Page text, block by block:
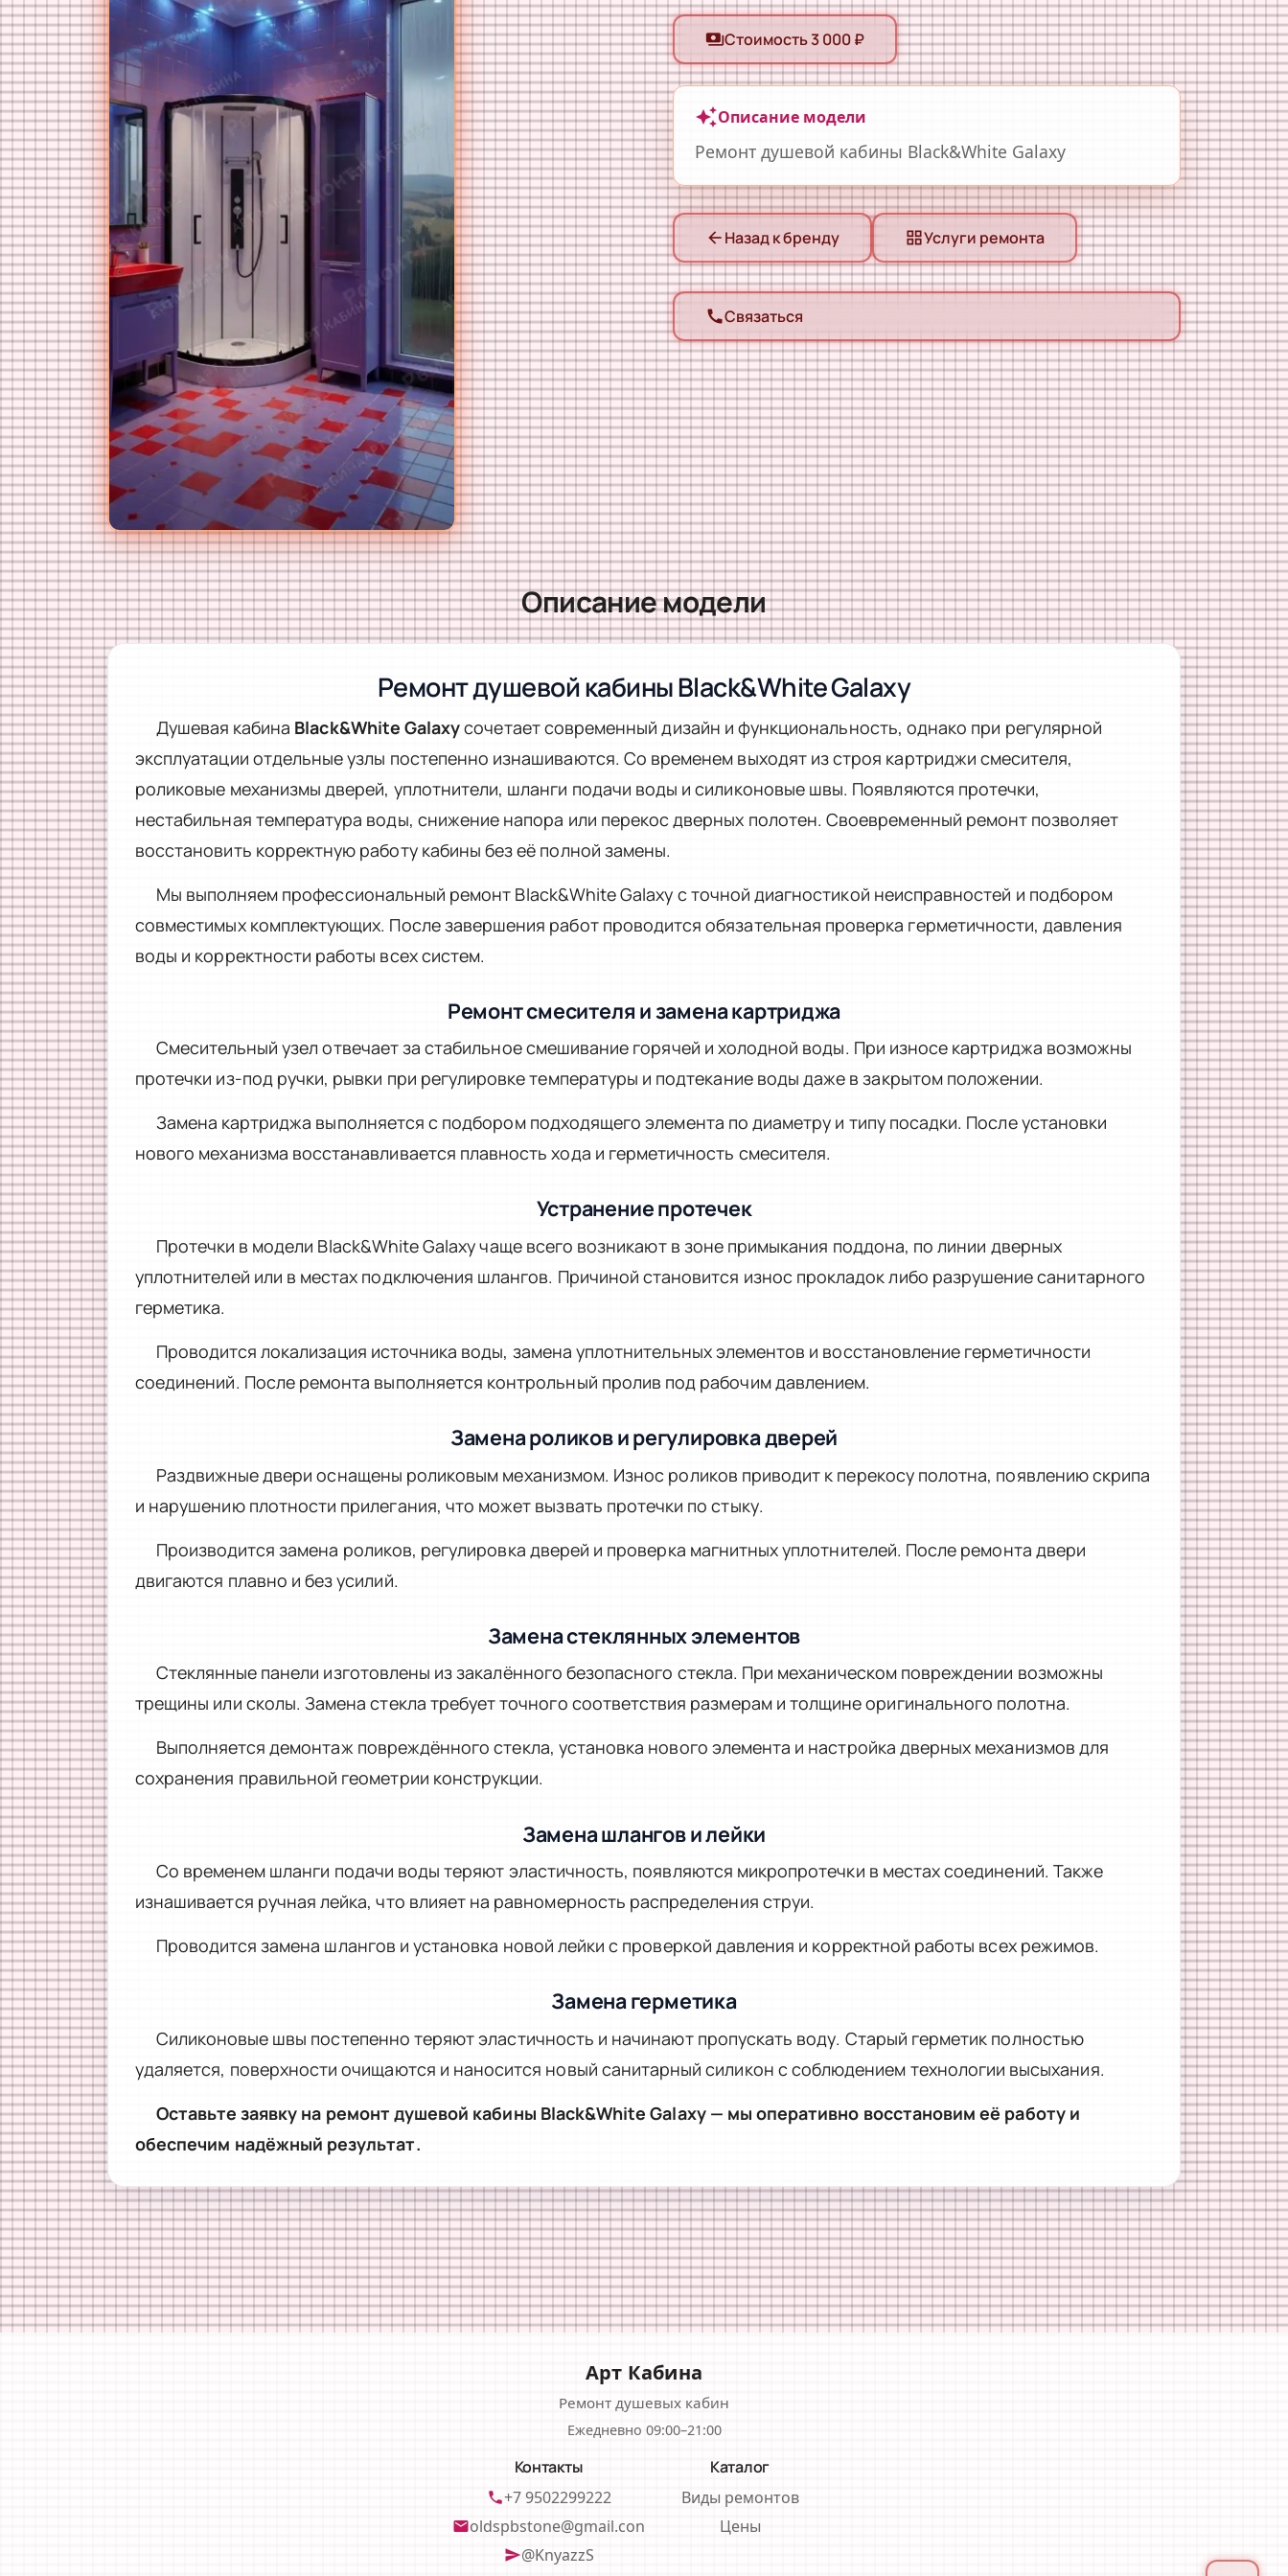
paymentsСтоимость 3 000 ₽
auto_awesomeОписание модели
Ремонт душевой кабины Black&White Galaxy
arrow_back Назад к бренду grid_viewУслуги ремонта
callСвязаться
Описание модели
Ремонт душевой кабины Black&White Galaxy
Душевая кабина Black&White Galaxyсочетает современный дизайн и функциональность, однако при регулярной
эксплуатации отдельные узлы постепенно изнашиваются. Со временем выходят из строя картриджи смесителя,
роликовые механизмы дверей, уплотнители, шланги подачи воды и силиконовые швы. Появляются протечки,
нестабильная температура воды, снижение напора или перекос дверных полотен. Своевременный ремонт позволяет
восстановить корректную работу кабины без её полной замены.
Мы выполняем профессиональный ремонт Black&White Galaxy с точной диагностикой неисправностей и подбором
совместимых комплектующих. После завершения работ проводится обязательная проверка герметичности, давления
воды и корректности работы всех систем.
Ремонт смесителя и замена картриджа
Смесительный узел отвечает за стабильное смешивание горячей и холодной воды. При износе картриджа возможны
протечки из-под ручки, рывки при регулировке температуры и подтекание воды даже в закрытом положении.
Замена картриджа выполняется с подбором подходящего элемента по диаметру и типу посадки. После установки
нового механизма восстанавливается плавность хода и герметичность смесителя.
Устранение протечек
Протечки в модели Black&White Galaxy чаще всего возникают в зоне примыкания поддона, по линии дверных
уплотнителей или в местах подключения шлангов. Причиной становится износ прокладок либо разрушение санитарного
герметика.
Проводится локализация источника воды, замена уплотнительных элементов и восстановление герметичности
соединений. После ремонта выполняется контрольный пролив под рабочим давлением.
Замена роликов и регулировка дверей
Раздвижные двери оснащены роликовым механизмом. Износ роликов приводит к перекосу полотна, появлению скрипа
и нарушению плотности прилегания, что может вызвать протечки по стыку.
Производится замена роликов, регулировка дверей и проверка магнитных уплотнителей. После ремонта двери
двигаются плавно и без усилий.
Замена стеклянных элементов
Стеклянные панели изготовлены из закалённого безопасного стекла. При механическом повреждении возможны
трещины или сколы. Замена стекла требует точного соответствия размерам и толщине оригинального полотна.
Выполняется демонтаж повреждённого стекла, установка нового элемента и настройка дверных механизмов для
сохранения правильной геометрии конструкции.
Замена шлангов и лейки
Со временем шланги подачи воды теряют эластичность, появляются микропротечки в местах соединений. Также
изнашивается ручная лейка, что влияет на равномерность распределения струи.
Проводится замена шлангов и установка новой лейки с проверкой давления и корректной работы всех режимов.
Замена герметика
Силиконовые швы постепенно теряют эластичность и начинают пропускать воду. Старый герметик полностью
удаляется, поверхности очищаются и наносится новый санитарный силикон с соблюдением технологии высыхания.
Оставьте заявку на ремонт душевой кабины Black&White Galaxy — мы оперативно восстановим её работу и
обеспечим надёжный результат.
Арт Кабина
Ремонт душевых кабин
Ежедневно 09:00–21:00
Контакты
phone+7 9502299222
emailoldspbstone@gmail.con
send@KnyazzS
Каталог
Виды ремонтов
Цены